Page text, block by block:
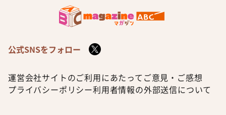
公式SNSをフォロー
運営会社サイトのご利用にあたって ご意見・ご感想
プライバシーポリシー利用者情報の外部送信について